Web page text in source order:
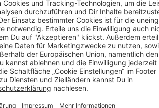
Schnelle Lieferung,
Schön graviert, bin sehr zufrieden 😀